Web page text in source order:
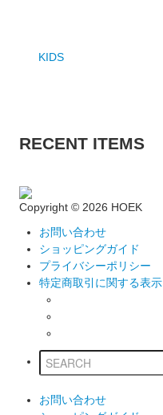
KIDS
RECENT ITEMS
Copyright © 2026 HOEK
お問い合わせ
ショッピングガイド
プライバシーポリシー
特定商取引に関する表示
お問い合わせ